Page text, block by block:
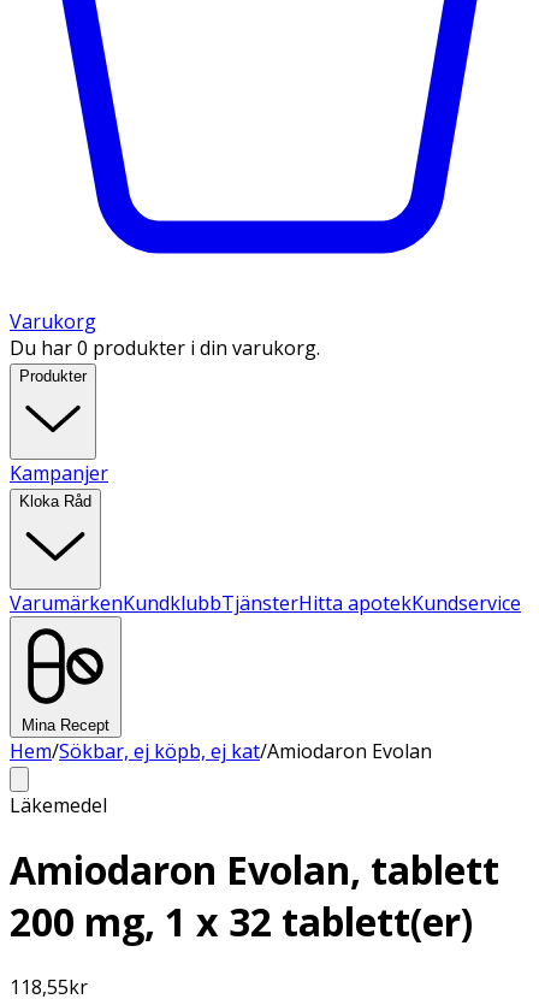
Varukorg
Du har 0 produkter i din varukorg.
Produkter
Kampanjer
Kloka Råd
VarumärkenKundklubbTjänsterHitta apotekKundservice
Mina Recept
Hem/Sökbar, ej köpb, ej kat/Amiodaron Evolan
Läkemedel
Amiodaron Evolan, tablett
200 mg, 1 x 32 tablett(er)
118,55kr